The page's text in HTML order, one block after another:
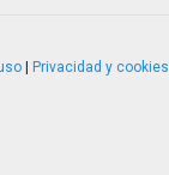
Privacidad y cookies